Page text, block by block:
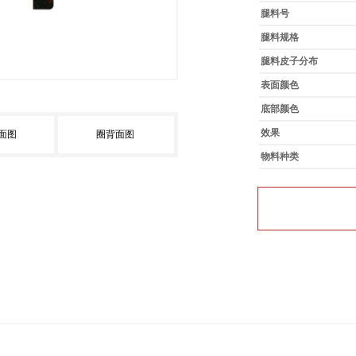
图 圈背面图
腿料号
腿料规格
腿料皮子分布
表面颜色
底部颜色
效果
物料种类